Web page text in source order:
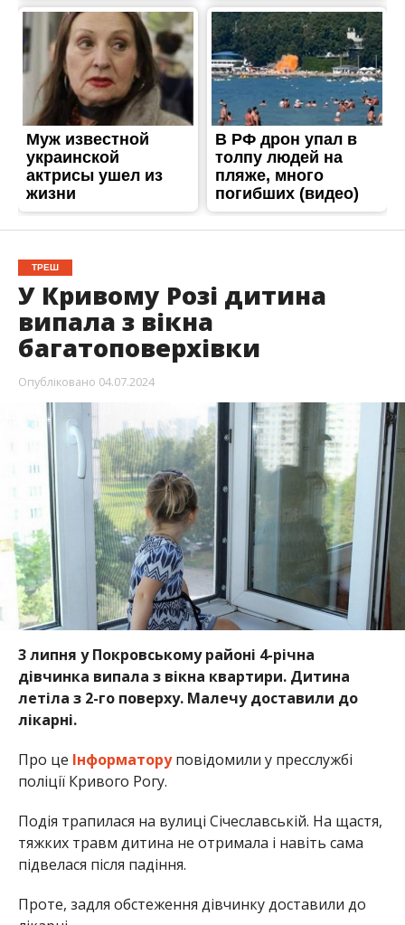
ТРЕШ
У Кривому Розі дитина
випала з вікна
багатоповерхівки
Опубліковано 04.07.2024
3 липня у Покровському районі 4-річна
дівчинка випала з вікна квартири. Дитина
летіла з 2-го поверху. Малечу доставили до
лікарні.
Про це Інформаторуповідомили у пресслужбі
поліції Кривого Рогу.
Подія трапилася на вулиці Січеславській. На щастя,
тяжких травм дитина не отримала і навіть сама
підвелася після падіння.
Проте, задля обстеження дівчинку доставили до